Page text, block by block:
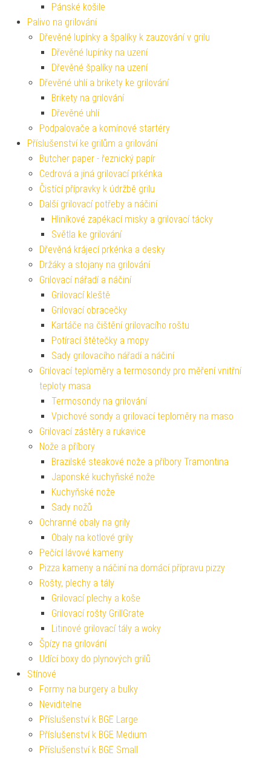
Pánské košile
Palivo na grilování
Dřevěné lupínky a špalíky k zauzování v grilu
Dřevěné lupínky na uzení
Dřevěné špalíky na uzení
Dřevěné uhlí a brikety ke grilování
Brikety na grilování
Dřevěné uhlí
Podpalovače a komínové startéry
Příslušenství ke grilům a grilování
Butcher paper - řeznický papír
Cedrová a jiná grilovací prkénka
Čistící přípravky k údržbě grilu
Další grilovací potřeby a náčiní
Hliníkové zapékací misky a grilovací tácky
Světla ke grilování
Dřevěná krájecí prkénka a desky
Držáky a stojany na grilování
Grilovací nářadí a náčiní
Grilovací kleště
Grilovací obracečky
Kartáče na čištění grilovacího roštu
Potírací štětečky a mopy
Sady grilovacího nářadí a náčiní
Grilovací teploměry a termosondy pro měření vnitřní
teploty masa
Termosondy na grilování
Vpichové sondy a grilovací teploměry na maso
Grilovací zástěry a rukavice
Nože a příbory
Brazilské steakové nože a příbory Tramontina
Japonské kuchyňské nože
Kuchyňské nože
Sady nožů
Ochranné obaly na grily
Obaly na kotlové grily
Pečící lávové kameny
Pizza kameny a náčiní na domácí přípravu pizzy
Rošty, plechy a tály
Grilovací plechy a koše
Grilovací rošty GrillGrate
Litinové grilovací tály a woky
Špízy na grilování
Udící boxy do plynových grilů
Stínové
Formy na burgery a bulky
Neviditelne
Příslušenství k BGE Large
Příslušenství k BGE Medium
Příslušenství k BGE Small